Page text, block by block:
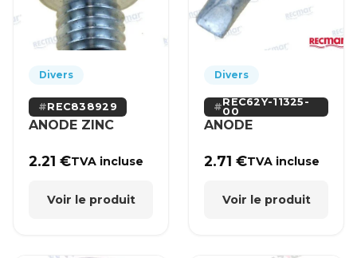
Divers
REC838929
ANODE ZINC
2.21€TVA incluse
Voir le produit
Divers
REC62Y-11325-
00
ANODE
2.71€TVA incluse
Voir le produit